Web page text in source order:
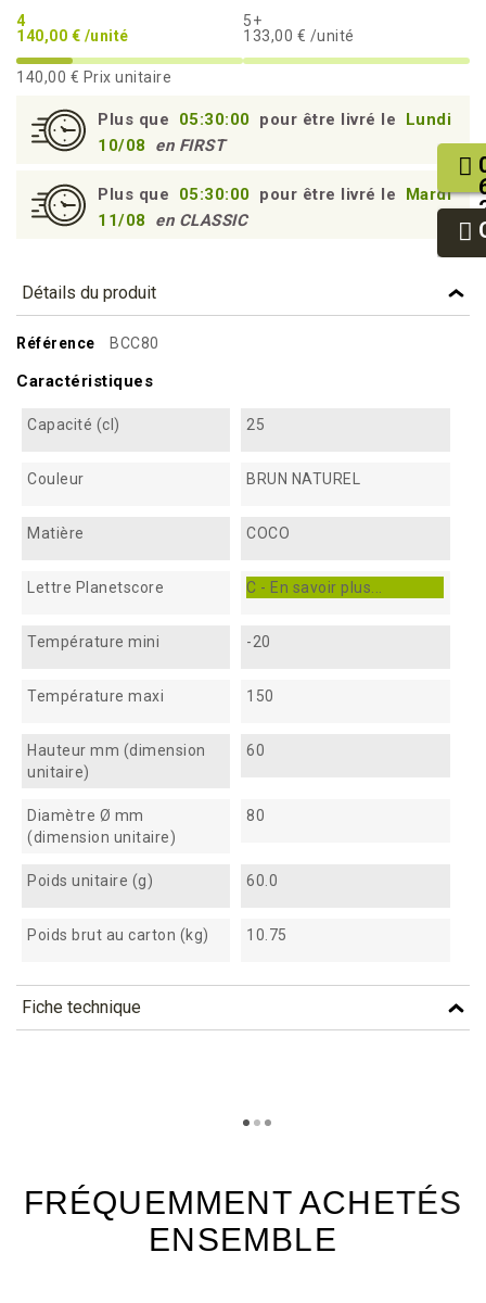
4
140,00 € /unité
5+
133,00 € /unité
140,00 € Prix unitaire
Plus que 05:30:00 pour être livré le
Lundi
10/08
en FIRST
Plus que 05:30:00 pour être livré le
Mardi
11/08
en CLASSIC
Détails du produit
Référence BCC80
Caractéristiques
Capacité (cl) 25
Couleur BRUN NATUREL
Matière COCO
Lettre Planetscore C - En savoir plus...
Température mini -20
Température maxi 150
Hauteur mm (dimension
unitaire)
60
Diamètre Ø mm
(dimension unitaire)
80
Poids unitaire (g) 60.0
Poids brut au carton (kg) 10.75
Fiche technique
FRÉQUEMMENT ACHETÉS
ENSEMBLE